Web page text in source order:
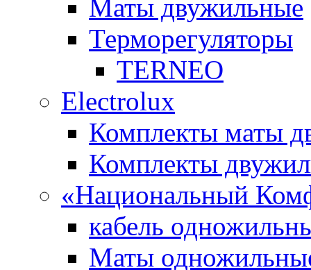
Маты двужильные
Терморегуляторы
TERNEO
Electrolux
Комплекты маты
Комплекты
«Национальный
кабель
Маты